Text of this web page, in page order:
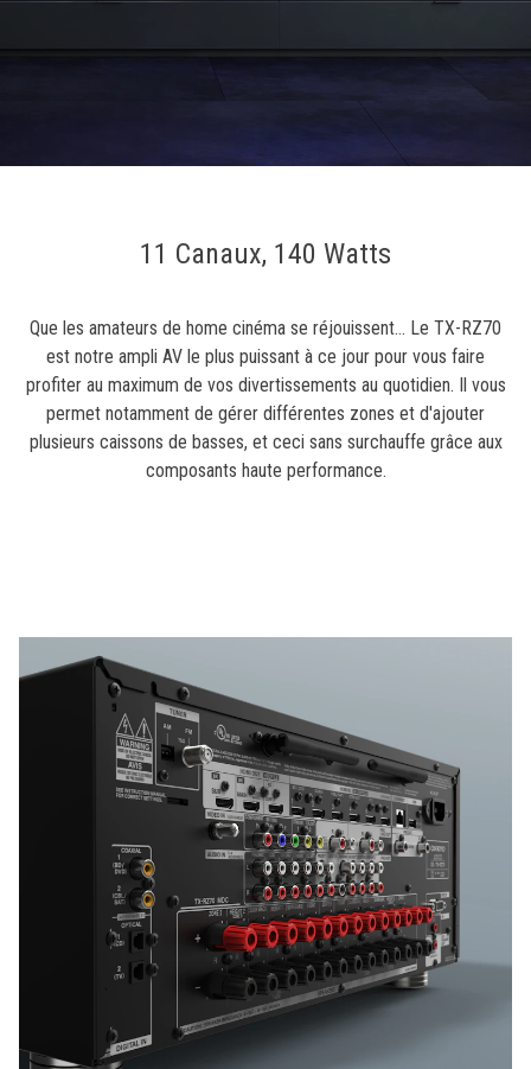
11 Canaux, 140 Watts
Que les amateurs de home cinéma se réjouissent... Le TX-RZ70
est notre ampli AV le plus puissant à ce jour pour vous faire
profiter au maximum de vos divertissements au quotidien. Il vous
permet notamment de gérer différentes zones et d'ajouter
plusieurs caissons de basses, et ceci sans surchauffe grâce aux
composants haute performance.